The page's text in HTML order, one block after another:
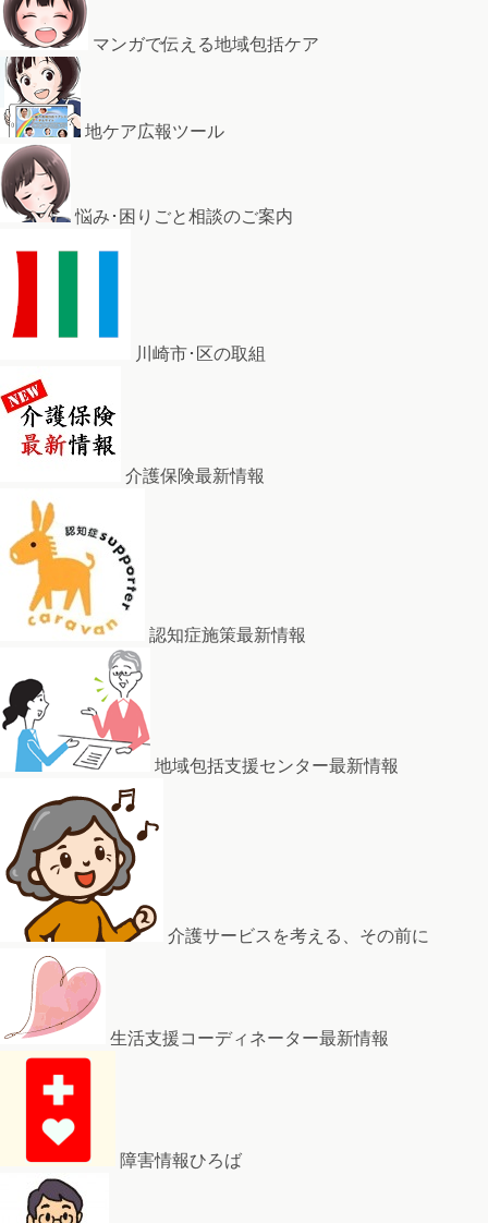
マンガで伝える地域包括ケア
地ケア広報ツール
悩み･困りごと相談のご案内
川崎市･区の取組
介護保険最新情報
認知症施策最新情報
地域包括支援センター最新情報
介護サービスを考える、その前に
生活支援コーディネーター最新情報
障害情報ひろば